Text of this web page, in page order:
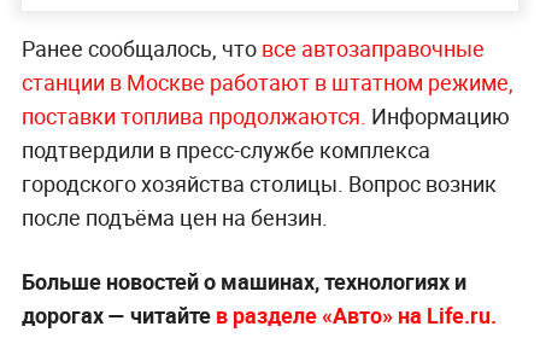
Ранее сообщалось, что все автозаправочные
станции в Москве работают в штатном режиме,
поставки топлива продолжаются. Информацию
подтвердили в пресс-службе комплекса
городского хозяйства столицы. Вопрос возник
после подъёма цен на бензин.
Больше новостей о машинах, технологиях и
дорогах — читайтев разделе «Авто» на Life.ru.